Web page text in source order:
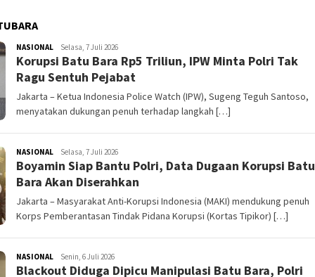
NASIONAL Redaktur
Selasa, 7 Juli 2026
Korupsi Batu Bara Rp5 Triliun, IPW Minta Polri Tak
Ragu Sentuh Pejabat
Jakarta – Ketua Indonesia Police Watch (IPW), Sugeng Teguh Santoso,
menyatakan dukungan penuh terhadap langkah […]
NASIONAL Redaktur
Selasa, 7 Juli 2026
Boyamin Siap Bantu Polri, Data Dugaan Korupsi Batu
Bara Akan Diserahkan
Jakarta – Masyarakat Anti-Korupsi Indonesia (MAKI) mendukung penuh
Korps Pemberantasan Tindak Pidana Korupsi (Kortas Tipikor) […]
NASIONAL Redaktur
Senin, 6 Juli 2026
Blackout Diduga Dipicu Manipulasi Batu Bara, Polri